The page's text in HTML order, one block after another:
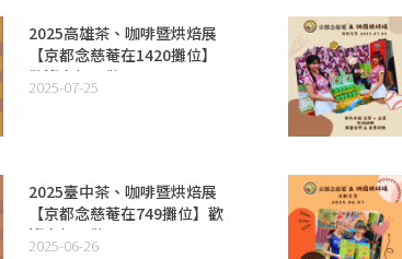
2025高雄茶、咖啡暨烘焙展
【京都念慈菴在1420攤位】
歡迎來相見歡！
2025-07-25
2025臺中茶、咖啡暨烘焙展
【京都念慈菴在749攤位】歡
迎來相見歡！
2025-06-26